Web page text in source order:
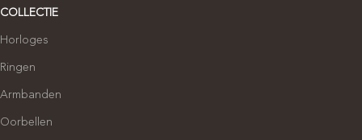
COLLECTIE
Horloges
Ringen
Armbanden
Oorbellen